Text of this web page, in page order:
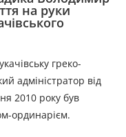
на руки
греко-
адміністратор від
2010 року був
ординарієм.